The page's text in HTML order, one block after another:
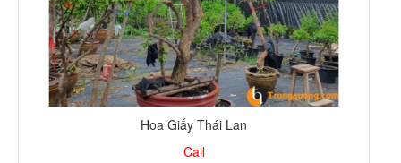
Hoa Giấy Thái Lan
Call